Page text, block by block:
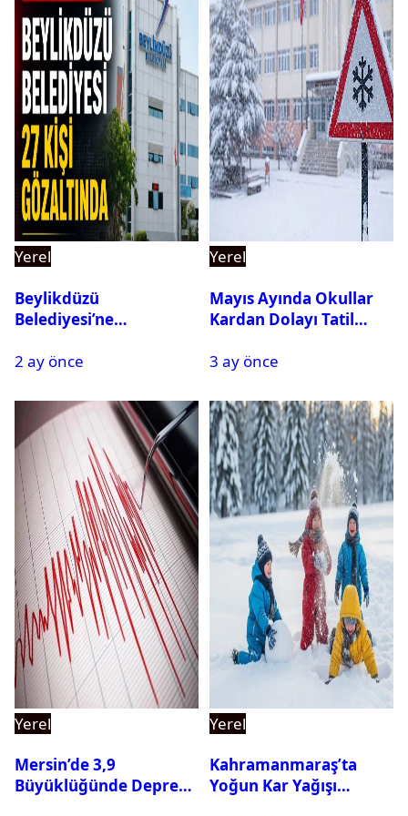
Yerel
Beylikdüzü
Belediyesi’ne
Gözaltına Alındı
2 ay önce
Yerel
Mayıs Ayında Okullar
Kardan Dolayı Tatil
3 ay önce
Yerel
Mersin’de 3,9
Büyüklüğünde Deprem
Yerel
Kahramanmaraş’ta
Yoğun Kar Yağışı